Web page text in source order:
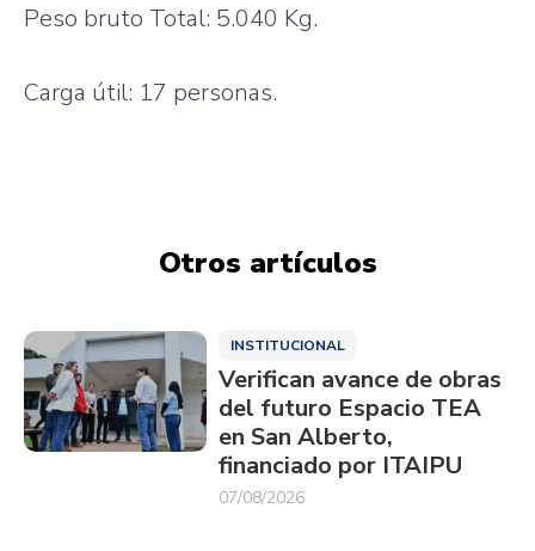
Peso bruto Total: 5.040 Kg.
Carga útil: 17 personas.
Otros artículos
INSTITUCIONAL
Verifican avance de obras
del futuro Espacio TEA
en San Alberto,
financiado por ITAIPU
07/08/2026